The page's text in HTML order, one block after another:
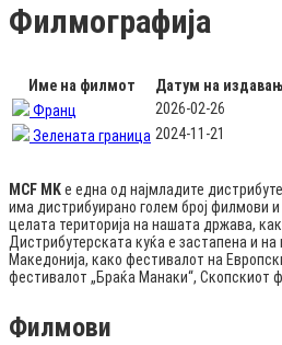
Филмографија
Име на филмот
Датум на
Франц
2026-02-26
Зелената граница 2024-11-21
MCF MKе една од најмладите
има дистрибуирано голем број филмови
целата територија на нашата држава,
Дистрибутерската куќа е застапена и на
Македонија, како фестивалот на
фестивалот „Браќа Манаки“, Скопскиот
Филмови